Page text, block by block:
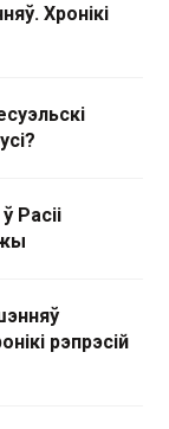
Хронікі
Расіі
рэпрэсій